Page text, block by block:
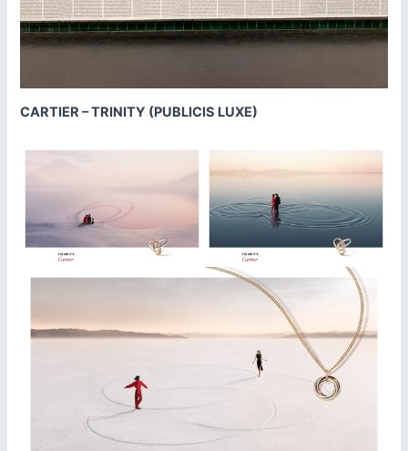
CARTIER – TRINITY (PUBLICIS LUXE)